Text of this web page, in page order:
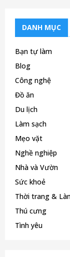
DANH MỤC
Bạn tự làm
Blog
Công nghệ
Đồ ăn
Du lịch
Làm sạch
Mẹo vặt
Nghề nghiệp
Nhà và Vườn
Sức khoẻ
Thời trang &
Thú cưng
Tình yêu